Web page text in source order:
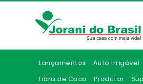
Lançamentos Auto Irrigável
Fibra de Coco
Produtor